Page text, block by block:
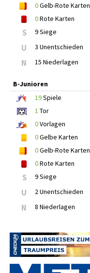
0Gelb-Rote Karten
0Rote Karten
S 9 Siege
U 3 Unentschieden
N 15 Niederlagen
B-Junioren
19Spiele
1 Tor
0Vorlagen
0Gelbe Karten
0Gelb-Rote Karten
0Rote Karten
S 9 Siege
U 2 Unentschieden
N 8 Niederlagen